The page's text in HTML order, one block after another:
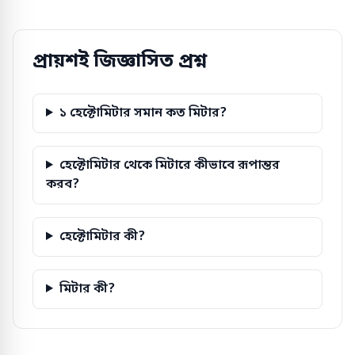
প্রায়শই জিজ্ঞাসিত প্রশ্ন
১ হেক্টোমিটার সমান কত মিটার?
হেক্টোমিটার থেকে মিটারে কীভাবে রূপান্তর
করব?
হেক্টোমিটার কী?
মিটার কী?